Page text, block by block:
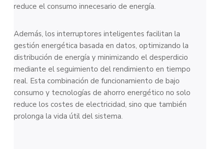
reduce el consumo innecesario de energía.
Además, los interruptores inteligentes facilitan la
gestión energética basada en datos, optimizando la
distribución de energía y minimizando el desperdicio
mediante el seguimiento del rendimiento en tiempo
real. Esta combinación de funcionamiento de bajo
consumo y tecnologías de ahorro energético no solo
reduce los costes de electricidad, sino que también
prolonga la vida útil del sistema.